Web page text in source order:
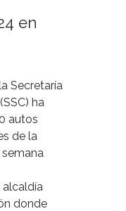
en
Secretaría
ha
autos
de la
donde